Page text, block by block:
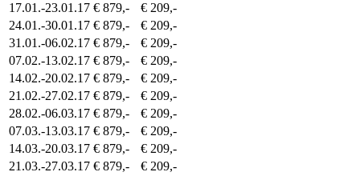
17.01.-23.01.17 € 879,-
€ 209,-
24.01.-30.01.17 € 879,-
€ 209,-
31.01.-06.02.17 € 879,-
€ 209,-
07.02.-13.02.17 € 879,-
€ 209,-
14.02.-20.02.17 € 879,-
€ 209,-
21.02.-27.02.17 € 879,-
€ 209,-
28.02.-06.03.17 € 879,-
€ 209,-
07.03.-13.03.17 € 879,-
€ 209,-
14.03.-20.03.17 € 879,-
€ 209,-
21.03.-27.03.17 € 879,-
€ 209,-